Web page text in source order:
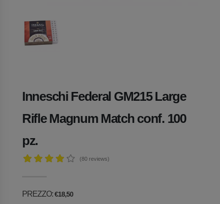
Inneschi Federal GM215 Large
Rifle Magnum Match conf. 100
pz.
(80 reviews)
PREZZO:€18,50